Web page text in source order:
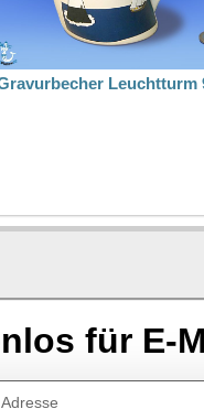
Leuchtturm
für E-